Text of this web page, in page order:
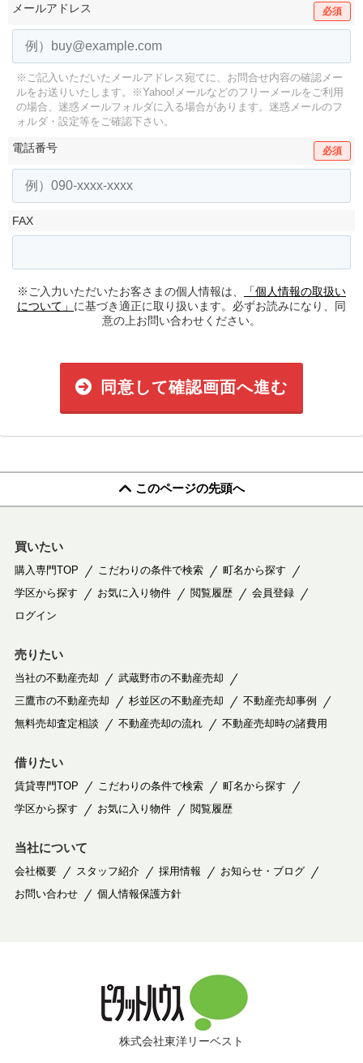
メールアドレス 必須
※ご記入いただいたメールアドレス宛てに、お問合せ内容の確認メー
ルをお送りいたします。
※Yahoo!メールなどのフリーメールをご利用
の場合、迷惑メールフォルダに入る場合があります。 迷惑メールのフ
ォルダ・設定等をご確認下さい。
電話番号 必須
FAX
※ご入力いただいたお客さまの個人情報は、
「個人情報の取扱い
について」 に基づき適正に取り扱います。必ずお読みになり、同
意の上お問い合わせください。
同意して確認画面へ進む
このページの先頭へ
買いたい
購入専門TOP こだわりの条件で検索
町名から探す
学区から探す
お気に入り物件 閲覧履歴
会員登録
ログイン
売りたい
当社の不動産売却
武蔵野市の不動産売却
三鷹市の不動産売却
杉並区の不動産売却
不動産売却事例
無料売却査定相談
不動産売却の流れ 不動産売却時の諸費用
借りたい
賃貸専門TOP こだわりの条件で検索
町名から探す
学区から探す
お気に入り物件 閲覧履歴
当社について
会社概要 スタッフ紹介 採用情報
お知らせ・ブログ
お問い合わせ
個人情報保護方針
株式会社東洋リーベスト